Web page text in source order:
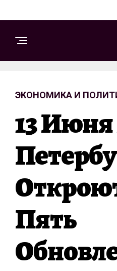
ЭКОНОМИКА И
13
Пять